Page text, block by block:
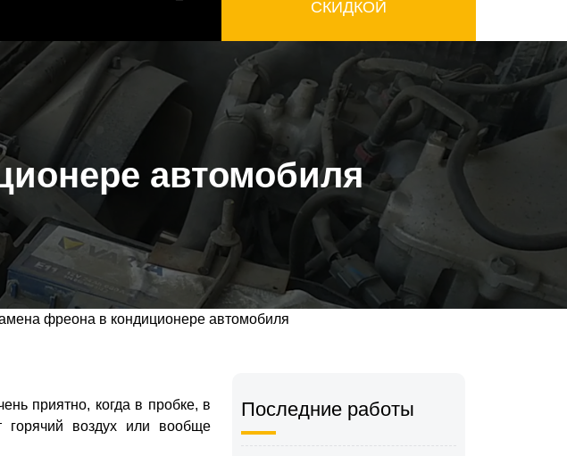
СКИДКОЙ
автомобиля
фреона в кондиционере автомобиля
приятно, когда в пробке, в
горячий воздух или вообще
Последние работы